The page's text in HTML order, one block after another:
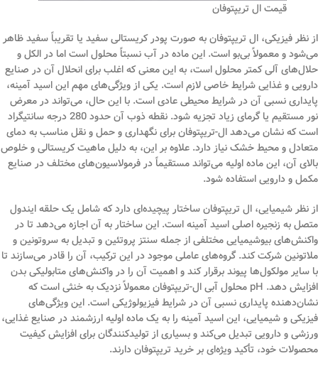
قیمت ال تریپتوفان
از نظر فیزیکی، ال تریپتوفان به صورت پودر کریستالی سفید یا تقریباً سفید ظاهر
می‌شود و معمولاً بی‌بو است. این ماده در آب نسبتاً محلول است اما در الکل و
حلال‌های آلی کمتر محلول است، به این معنی که اغلب برای انحلال آن در صنایع
دارویی و غذایی شرایط خاصی لازم است. یکی از ویژگی‌های مهم این اسید آمینه،
پایداری نسبی آن در شرایط محیطی عادی است. با این حال، می‌تواند در معرض
نور مستقیم یا گرمای زیاد تجزیه شود. نقطه ذوب آن حدود 280 درجه سانتیگراد
است که نشان می‌دهد ال-تریپتوفان برای نگهداری و حمل و نقل مناسب به دمای
متعادل و محیط خشک نیاز دارد. علاوه بر این، به دلیل ماهیت کریستالی و خلوص
بالای آن، این ماده اولیه می‌تواند مستقیماً در فرمولاسیون‌های مختلف در صنایع
مکمل و دارویی استفاده شود.
از نظر شیمیایی، ال تریپتوفان ساختار پیچیده‌ای دارد که شامل یک حلقه ایندول
متصل به زنجیره اصلی اسید آمینه است. این ساختار به آن اجازه می‌دهد تا در
واکنش‌های بیوشیمیایی مختلفی از جمله سنتز پروتئین و تبدیل به سروتونین و
ملاتونین شرکت کند. گروه‌های عاملی موجود در این ترکیب، آن را قادر می‌سازند تا
با سایر مولکول‌ها پیوند برقرار کند و اهمیت آن را در واکنش‌های متابولیکی بدن
افزایش دهد. pH محلول آبی ال-تریپتوفان معمولاً نزدیک به خنثی است که
نشان‌دهنده پایداری نسبی آن در شرایط فیزیولوژیکی است. این ویژگی‌های
فیزیکی و شیمیایی، این اسید آمینه را به یک ماده اولیه ارزشمند در صنایع غذایی،
ورزشی و دارویی تبدیل می‌کند و بسیاری از تولیدکنندگان برای افزایش کیفیت
محصولات خود، تأکید ویژه‌ای بر خرید تریپتوفان دارند.